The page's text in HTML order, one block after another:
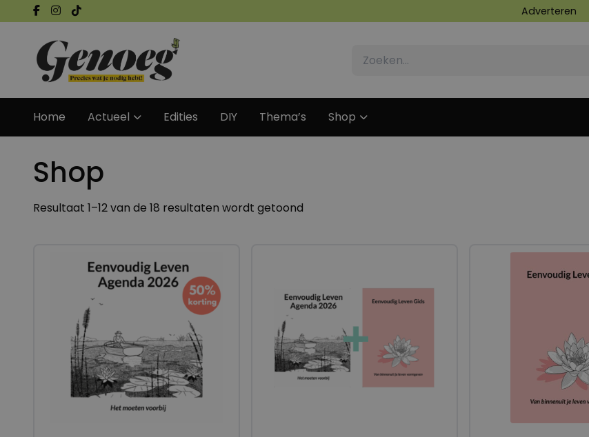
Adverteren
Home Actueel Edities DIY Thema’s Shop
Shop
Resultaat 1–12 van de 18 resultaten wordt getoond